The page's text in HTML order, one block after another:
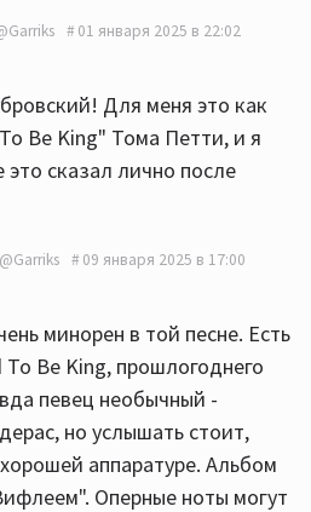
01 января 2025 в 22:02
Для меня это как
Be King" Тома Петти, и я
сказал лично после
@Garriks 09 января 2025 в 17:00
минорен в той песне. Есть
Be King, прошлогоднего
певец необычный -
но услышать стоит,
аппаратуре. Альбом
Оперные ноты могут